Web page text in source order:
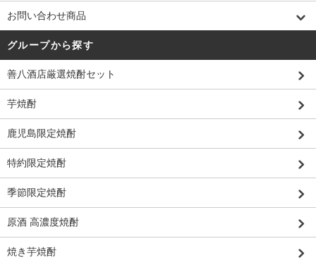
お問い合わせ商品
グループから探す
善八酒店厳選焼酎セット
芋焼酎
鹿児島限定焼酎
特約限定焼酎
季節限定焼酎
原酒 高濃度焼酎
焼き芋焼酎